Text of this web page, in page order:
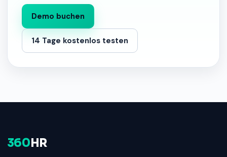
Demo buchen
14 Tage kostenlos testen
360 HR